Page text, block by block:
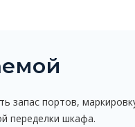
запас портов,
переделки шкафа.